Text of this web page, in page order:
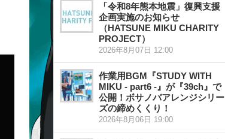
「令和8年熊本地震」復興支援
企画実施のお知らせ
（HATSUNE MIKU CHARITY
PROJECT）
2026年8月07日 12:00
作業用BGM『STUDY WITH
MIKU - part6 -』が『39ch』で
公開！ボサノバアレンジシリー
ズの締めくくり！
2026年8月06日 19:00